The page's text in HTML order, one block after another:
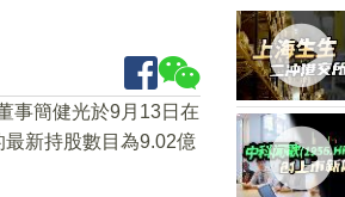
事簡健光於9月13日在
新持股數目為9.02億